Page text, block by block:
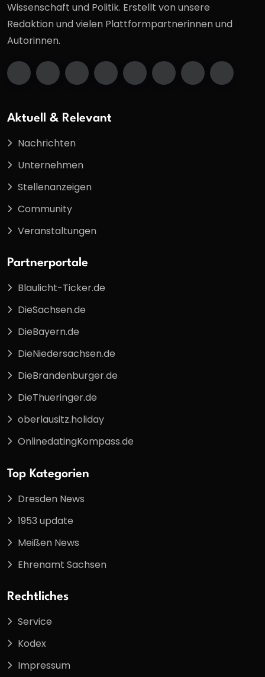
Wissenschaft und Politik. Erstellt von unsere
Redaktion und vielen Plattformpartnerinnen und
Autorinnen.
Aktuell & Relevant
Nachrichten
Unternehmen
Stellenanzeigen
Community
Veranstaltungen
Partnerportale
Blaulicht-Ticker.de
DieSachsen.de
DieBayern.de
DieNiedersachsen.de
DieBrandenburger.de
DieThueringer.de
oberlausitz.holiday
OnlinedatingKompass.de
Top Kategorien
Dresden News
1953 update
Meißen News
Ehrenamt Sachsen
Rechtliches
Service
Kodex
Impressum